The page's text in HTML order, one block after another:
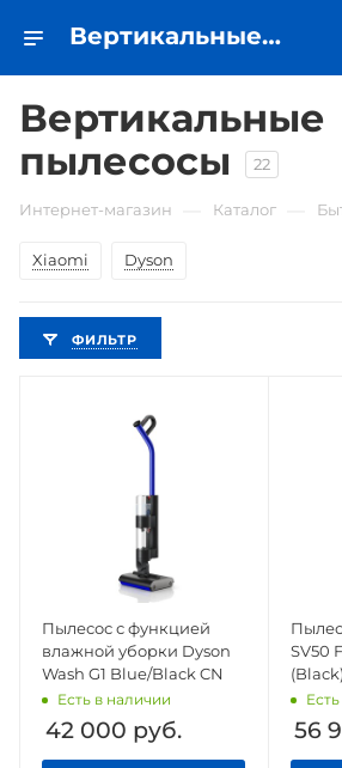
Вертикальные пылесосы • купить в Самаре по низкой цене - iЧехол
Вертикальные
пылесосы
22
Интернет-магазин Каталог
Xiaomi Dyson
ФИЛЬТР
Пылесос с функцией
влажной уборки Dyson
Wash G1 Blue/Black CN
Есть в наличии
42 000 руб.
SV50
(Black)
56